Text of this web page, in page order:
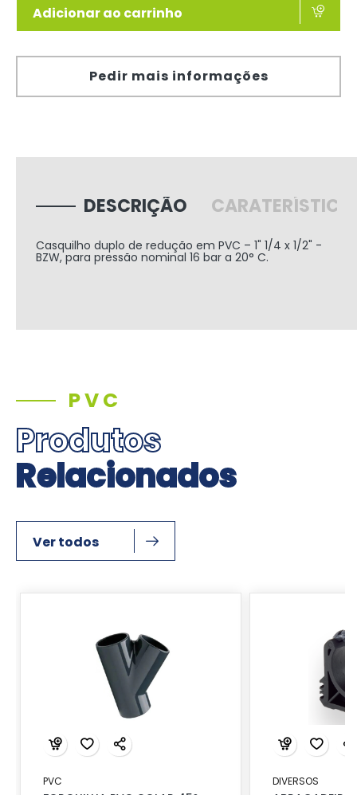
Adicionar ao carrinho
Pedir mais informações
DESCRIÇÃO
Casquilho duplo de redução em PVC – 1" 1/4 x 1/2" -
BZW, para pressão nominal 16 bar a 20° C.
PVC
Produtos
Relacionados
Ver todos
PVC DIVERSOS